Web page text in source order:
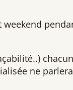
weekend
ne